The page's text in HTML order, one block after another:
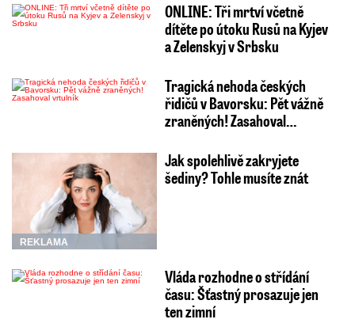
ONLINE: Tři mrtví včetně
dítěte po útoku Rusů na Kyjev
a Zelenskyj v Srbsku
Tragická nehoda českých
řidičů v Bavorsku: Pět vážně
zraněných! Zasahoval…
REKLAMA
Jak spolehlivě zakryjete
šediny? Tohle musíte znát
Vláda rozhodne o střídání
času: Šťastný prosazuje jen
ten zimní